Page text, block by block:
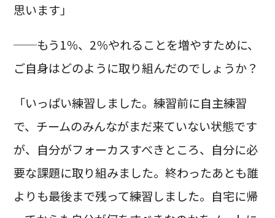
思います」
──もう1％、2％やれることを増やすために、
ご自身はどのように取り組んだのでしょうか？
「いっぱい練習しました。練習前に自主練習
で、チームのみんながまだ来ていない状態です
が、自分がフォーカスすべきところ、自分に必
要な課題に取り組みました。終わったあとも誰
よりも最後まで残って練習しました。自宅に帰